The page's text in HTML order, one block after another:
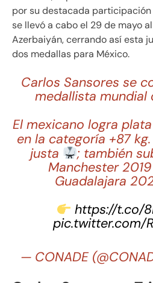
por su destacada
se llevó a cabo el 29 de mayo
Azerbaiyán, cerrando así esta
dos medallas para México.
Carlos Sansores se
medallista mundial
El mexicano logra plata
en la categoría +87
justa
; también
Manchester
Guadalajara
https://t.co/
pic.twitter.com/
— CONADE